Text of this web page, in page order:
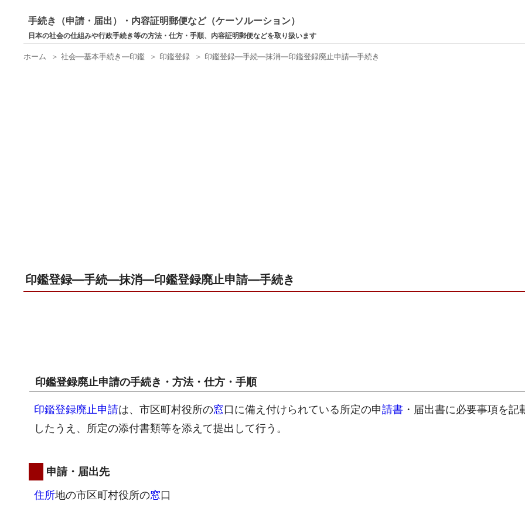
手続き（申請・届出）・内容証明郵便など（ケーソルーション）
日本の社会の仕組みや行政手続き等の方法・仕方・手順、内容証明郵便などを取り扱います
ホーム ＞社会―基本手続き―印鑑 ＞ 印鑑登録 ＞ 印鑑登録―手続―抹消―印鑑登録廃止申請―手続き
印鑑登録―手続―抹消―印鑑登録廃止申請―手続き
印鑑登録廃止申請の手続き・方法・仕方・手順
印鑑登録廃止申請は、市区町村役所の窓口に備え付けられている所定の申請書 ・届出書に必要事項を記
したうえ、所定の添付書類等を添えて提出して行う。
申請・届出先
住所地の市区町村役所の窓口